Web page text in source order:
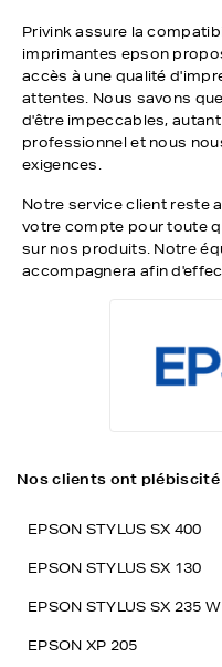
Privink assure la
imprimantes epson
accès à une qualité
attentes. Nous savons
d'être impeccables,
professionnel et nous
exigences.
Notre service client reste
votre compte pour toute
sur nos produits. Notre
accompagnera afin
Nos clients ont plébiscité
EPSON STYLUS SX 400
EPSON STYLUS SX 130
EPSON STYLUS SX 235 W
EPSON XP 205